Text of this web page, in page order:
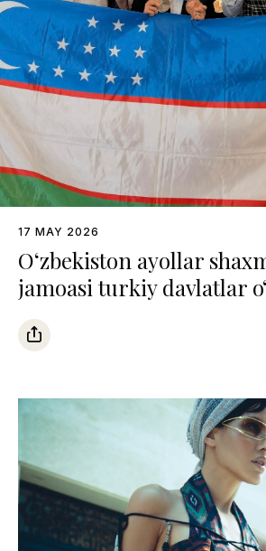
17 MAY 2026
O‘zbekiston ayollar
jamoasi turkiy davlatlar
chempionatda uchinchi
egalladi